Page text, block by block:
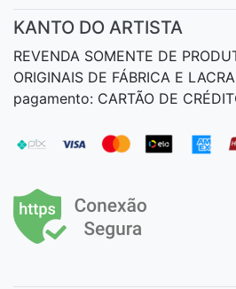
KANTO DO ARTISTA
REVENDA SOMENTE DE
ORIGINAIS DE FÁBRICA E
pagamento: CARTÃO DE